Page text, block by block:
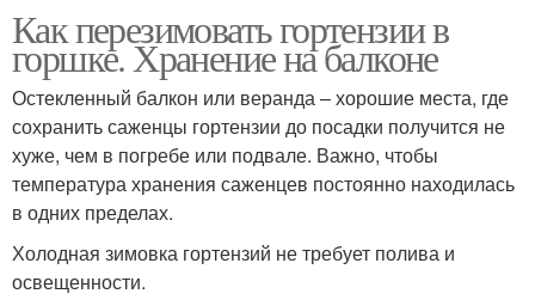
Как перезимовать гортензии в
горшке. Хранение на балконе
Остекленный балкон или веранда – хорошие места, где
сохранить саженцы гортензии до посадки получится не
хуже, чем в погребе или подвале. Важно, чтобы
температура хранения саженцев постоянно находилась
в одних пределах.
Холодная зимовка гортензий не требует полива и
освещенности.